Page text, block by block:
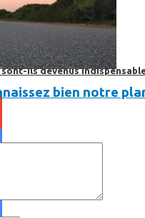
ils devenus
bien notre